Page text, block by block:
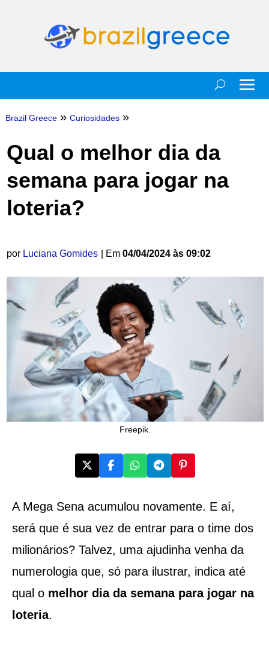
Brazil Greece » Curiosidades »
Qual o melhor dia da
semana para jogar na
loteria?
por Luciana Gomides | Em 04/04/2024 às 09:02
Freepik.
A Mega Sena acumulou novamente. E aí,
será que é sua vez de entrar para o time dos
milionários? Talvez, uma ajudinha venha da
numerologia que, só para ilustrar, indica até
qual o melhor dia da semana para jogar na
loteria.